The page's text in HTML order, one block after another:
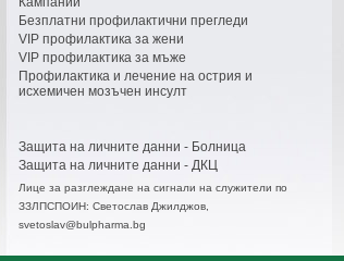
Безплатни профилактични прегледи
VIP профилактика за жени
VIP профилактика за мъже
Профилактика и лечение на острия и
исхемичен мозъчен инсулт
Защита на личните данни - Болница
Защита на личните данни - ДКЦ
Лице за разглеждане на сигнали на служители по
ЗЗЛПСПОИН: Светослав Джилджов,
svetoslav@bulpharma.bg